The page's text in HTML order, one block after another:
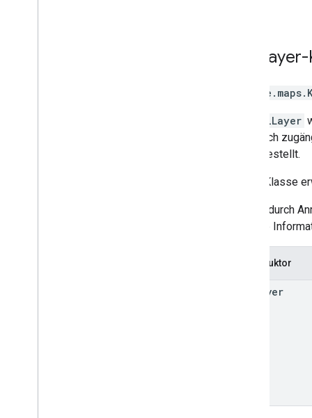
Layer-
google.maps.
KmlLayer
öffentlich
bereitgestellt.
Diese Klasse
Zugriff durch
Weitere
Konstruktor
Layer